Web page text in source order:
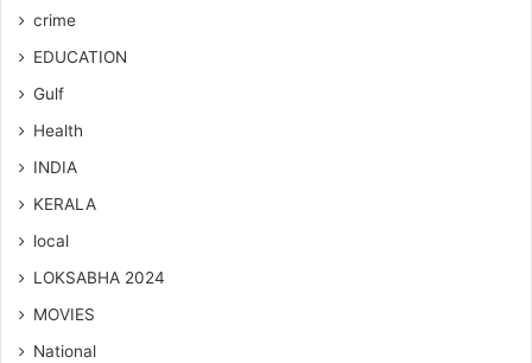
crime
EDUCATION
Gulf
Health
INDIA
KERALA
local
LOKSABHA 2024
MOVIES
National